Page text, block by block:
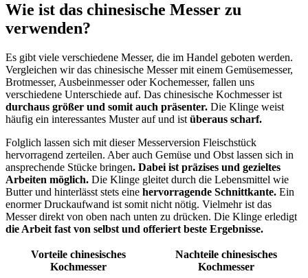
Wie ist das chinesische Messer zu
verwenden?
Es gibt viele verschiedene Messer, die im Handel geboten werden.
Vergleichen wir das chinesische Messer mit einem Gemüsemesser,
Brotmesser, Ausbeinmesser oder Kochemesser, fallen uns
verschiedene Unterschiede auf. Das chinesische Kochmesser ist
durchaus größer und somit auch präsenter. Die Klinge weist
häufig ein interessantes Muster auf und ist überaus scharf.
Folglich lassen sich mit dieser Messerversion Fleischstück
hervorragend zerteilen. Aber auch Gemüse und Obst lassen sich in
ansprechende Stücke bringen. Dabei ist präzises und gezieltes
Arbeiten möglich. Die Klinge gleitet durch die Lebensmittel wie
Butter und hinterlässt stets eine hervorragende Schnittkante. Ein
enormer Druckaufwand ist somit nicht nötig. Vielmehr ist das
Messer direkt von oben nach unten zu drücken. Die Klinge erledigt
die Arbeit fast von selbst und offeriert beste Ergebnisse.
Vorteile chinesisches
Kochmesser
Nachteile chinesisches
Kochmesser